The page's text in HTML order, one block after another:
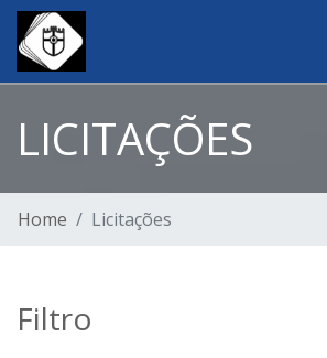
LICITAÇÕES
Home Licitações
Filtro